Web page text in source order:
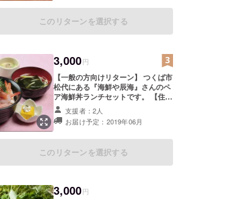
プンした“野菜のおいしさ”と“働く
人の楽しさ”が食べる人にも伝わ
FAAVO by CAMPFIREつくばのクラ
ウドファンディング で資金の一部を
皆さんからご支援いただいており、
その繋がりで今回支援コースにラン
チをご提供いただけることになりま
した。 （ご参考） 野菜をおいしく
食べられて、地域をつなぐ場所「ご
きげんキッチン」をもっと楽しく！
https://camp-
fire.jp/projects/view/55212 【チ
ケット使用期限】 2019年12月31日
このリターンを選択する
3,000円
【一般の方向けリターン】 つくば市
松代にある『海鮮や辰海』さんのペ
ア海鮮丼ランチセットです。 【住
所】 〒305-0056 茨城県つくば市松
野木９９−３４ 【店主からメッセー
ジ】 25年間変わらない、新鮮な味
支援者：2人
お届け予定：2019年06月
このリターンを選択する
3,000円